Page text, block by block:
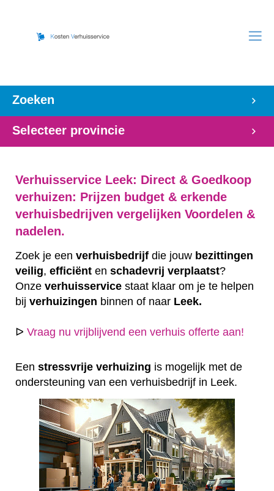
Zoeken
Selecteer provincie
Verhuisservice Leek: Direct & Goedkoop
verhuizen: Prijzen budget & erkende
verhuisbedrijven vergelijken Voordelen &
nadelen.
Zoek je een verhuisbedrijf die jouw bezittingen
veilig, efficiënt en schadevrij verplaatst?
Onze verhuisservice staat klaar om je te helpen
bij verhuizingen binnen of naar Leek.
ᐅ Vraag nu vrijblijvend een verhuis offerte aan!
Een stressvrije verhuizing is mogelijk met de
ondersteuning van een verhuisbedrijf in Leek.